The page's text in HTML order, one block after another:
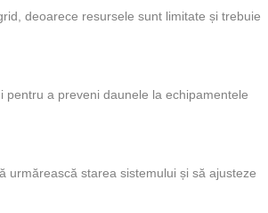
deoarece resursele sunt limitate și trebuie
a preveni daunele la echipamentele
urmărească starea sistemului și să ajusteze